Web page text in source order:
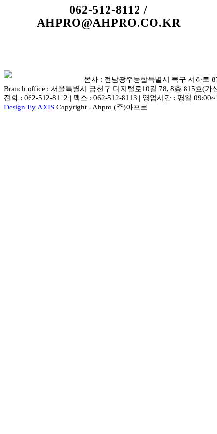
062-512-8112 /
AHPRO@AHPRO.CO.KR
본사 : 전남광주통합특별시 북구 서하로
Branch office : 서울특별시 금천구 디지털로10길 78, 8층 815호(가
전화 : 062-512-8112 | 팩스 : 062-512-8113 | 영업시간 : 평일
Design By AXIS Copyright - Ahpro (주)아프로